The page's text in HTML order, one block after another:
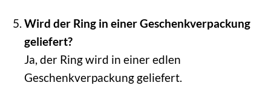
Wird der Ring in einer Geschenkverpackung
geliefert?
Ja, der Ring wird in einer edlen
Geschenkverpackung geliefert.